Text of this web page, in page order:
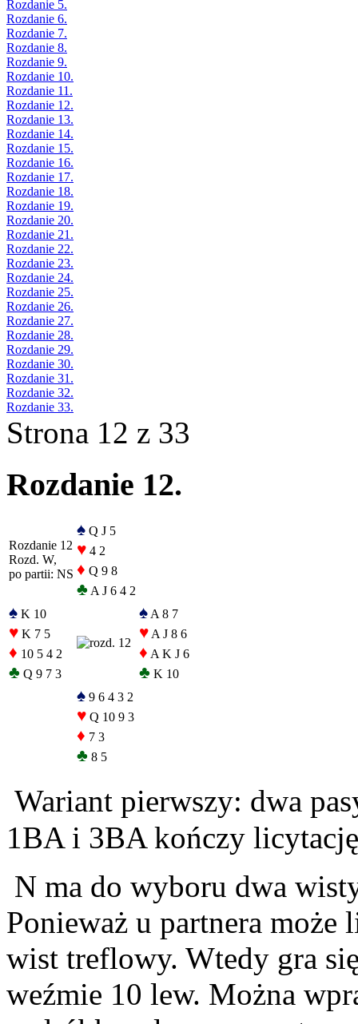
Rozdanie 5.
Rozdanie 6.
Rozdanie 7.
Rozdanie 8.
Rozdanie 9.
Rozdanie 10.
Rozdanie 11.
Rozdanie 12.
Rozdanie 13.
Rozdanie 14.
Rozdanie 15.
Rozdanie 16.
Rozdanie 17.
Rozdanie 18.
Rozdanie 19.
Rozdanie 20.
Rozdanie 21.
Rozdanie 22.
Rozdanie 23.
Rozdanie 24.
Rozdanie 25.
Rozdanie 26.
Rozdanie 27.
Rozdanie 28.
Rozdanie 29.
Rozdanie 30.
Rozdanie 31.
Rozdanie 32.
Rozdanie 33.
Strona 12 z 33
Rozdanie 12.
Rozdanie 12
Rozd. W,
po partii: NS
♠ Q J 5
♥ 4 2
♦ Q 9 8
♣ A J 6 4 2
♠ K 10
♥ K 7 5
♦ 10 5 4 2
♣ Q 9 7 3
♠ A 8 7
♥ A J 8 6
♦ A K J 6
♣ K 10
♠ 9 6 4 3 2
♥ Q 10 9 3
♦ 7 3
♣ 8 5
Wariant pierwszy: dwa
1BA i 3BA kończy
N ma do wyboru dwa
Ponieważ u partnera może
wist treflowy. Wtedy gra
weźmie 10 lew. Można